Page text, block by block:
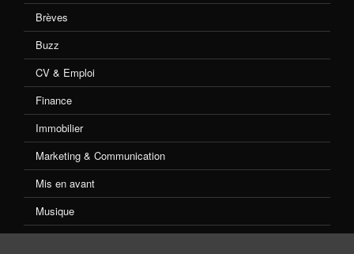
Brèves
Buzz
CV & Emploi
Finance
Immobilier
Marketing & Communication
Mis en avant
Musique